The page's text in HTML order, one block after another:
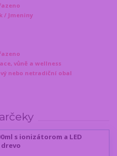
/ Jmeniny
vůně a wellness
nebo netradiční obal
s ionizátorom a LED